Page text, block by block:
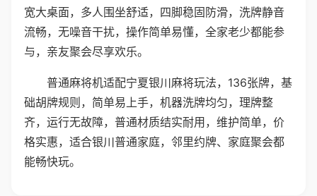
宽大桌面，多人围坐舒适，四脚稳固防滑，洗牌静音
流畅，无噪音干扰，操作简单易懂，全家老少都能参
与，亲友聚会尽享欢乐。
普通麻将机适配宁夏银川麻将玩法，136张牌，基
础胡牌规则，简单易上手，机器洗牌均匀，理牌整
齐，运行无故障，普通材质结实耐用，维护简单，价
格实惠，适合银川普通家庭，邻里约牌、家庭聚会都
能畅快玩。